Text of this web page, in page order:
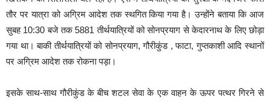
तौर पर यात्रा को अग्रिम आदेश तक स्थगित किया गया है। उन्होंने बताया कि आज
सुबह 10:30 बजे तक 5881 तीर्थयात्रियों को सोनप्रयाग से केदारनाथ के लिए छोड़ा
गया था। बाकी तीर्थयात्रियों को सोनप्रयाग, गौरीकुंड , फाटा, गुप्तकाशी आदि स्थानों
पर अग्रिम आदेश तक रोकना पड़ा।
इसके साथ-साथ गौरीकुंड के बीच शटल सेवा के एक वाहन के ऊपर पत्थर गिरने से